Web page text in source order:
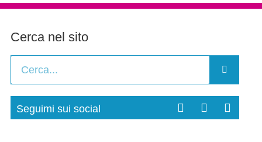
Cerca nel sito
Seguimi sui social